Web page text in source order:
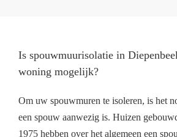
Is spouwmuurisolatie in
woning mogelijk?
Om uw spouwmuren te isoleren, is het
een spouw aanwezig is. Huizen
1975 hebben over het algemeen een